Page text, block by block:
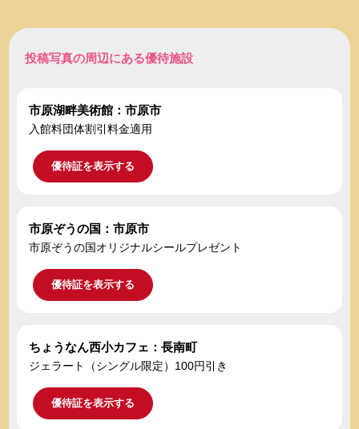
投稿写真の周辺にある優待施設
市原湖畔美術館：市原市
入館料団体割引料金適用
優待証を表示する
市原ぞうの国：市原市
市原ぞうの国オリジナルシールプレゼント
優待証を表示する
ちょうなん西小カフェ：長南町
ジェラート（シングル限定）100円引き
優待証を表示する